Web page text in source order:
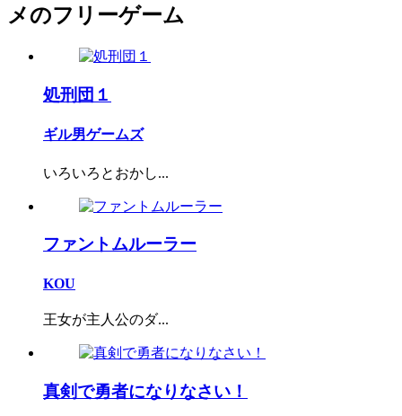
メのフリーゲーム
処刑団１
ギル男ゲームズ
いろいろとおかし...
ファントムルーラー
KOU
王女が主人公のダ...
真剣で勇者になりなさい！